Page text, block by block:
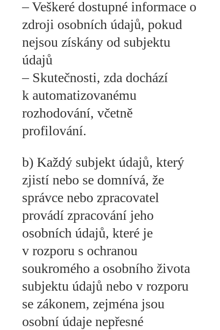
– Veškeré dostupné informace o
zdroji osobních údajů, pokud
nejsou získány od subjektu
údajů
– Skutečnosti, zda dochází
k automatizovanému
rozhodování, včetně
profilování.
b) Každý subjekt údajů, který
zjistí nebo se domnívá, že
správce nebo zpracovatel
provádí zpracování jeho
osobních údajů, které je
v rozporu s ochranou
soukromého a osobního života
subjektu údajů nebo v rozporu
se zákonem, zejména jsou
osobní údaje nepřesné